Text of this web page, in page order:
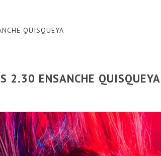
QUISQUEYA
2.30 ENSANCHE QUISQUEYA